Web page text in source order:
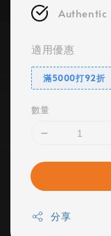
Authentic
適用優惠
滿5000打92折
數量
分享